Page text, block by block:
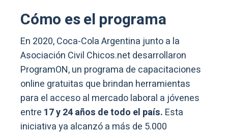
Cómo es el programa
En 2020, Coca-Cola Argentina junto a la
Asociación Civil Chicos.net desarrollaron
ProgramON, un programa de capacitaciones
online gratuitas que brindan herramientas
para el acceso al mercado laboral a jóvenes
entre 17 y 24 años de todo el país. Esta
iniciativa ya alcanzó a más de 5.000